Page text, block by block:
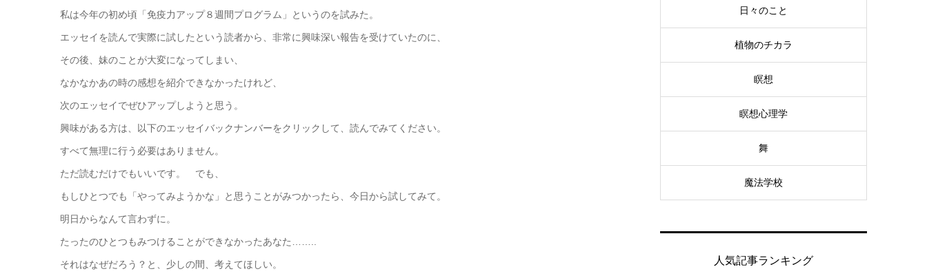
私は今年の初め頃「免疫力アップ８週間プログラム」というのを試みた。
エッセイを読んで実際に試したという読者から、非常に興味深い報告を受けていたのに、
その後、妹のことが大変になってしまい、
なかなかあの時の感想を紹介できなかったけれど、
次のエッセイでぜひアップしようと思う。
興味がある方は、以下のエッセイバックナンバーをクリックして、読んでみてください。
すべて無理に行う必要はありません。
ただ読むだけでもいいです。 でも、
もしひとつでも「やってみようかな」と思うことがみつかったら、今日から試してみて。
明日からなんて言わずに。
たったのひとつもみつけることができなかったあなた……..
それはなぜだろう？と、少しの間、考えてほしい。
日々のこと
植物のチカラ
瞑想
瞑想心理学
舞
魔法学校
人気記事ランキング